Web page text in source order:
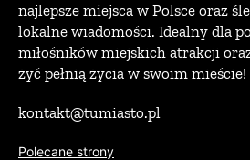
najlepsze miejsca w Polsce oraz
lokalne wiadomości. Idealny dla
miłośników miejskich atrakcji
żyć pełnią życia w swoim mieście!
kontakt@tumiasto.pl
Polecane strony